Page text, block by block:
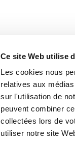
Ce site Web utilise
Les cookies nous
relatives aux
sur l'utilisation de
peuvent combiner
collectées lors de
utiliser notre site